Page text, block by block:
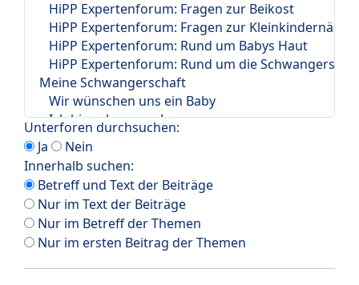
Unterforen durchsuchen:
Ja
Nein
Innerhalb suchen:
Betreff und Text der Beiträge
Nur im Text der Beiträge
Nur im Betreff der Themen
Nur im ersten Beitrag der Themen